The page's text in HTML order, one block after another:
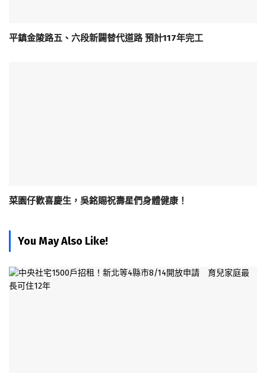
平鎮金陵路五、六段新闢替代道路 預計117年完工
菜園仔歡喜慶生，吳銘賜祝壽星們身體健康！
You May Also Like!